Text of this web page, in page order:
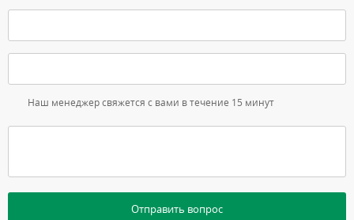
Наш менеджер свяжется с вами в течение 15 минут
Отправить вопрос